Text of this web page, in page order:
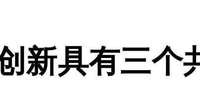
新具有三个